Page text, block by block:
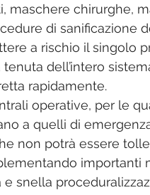
maschere chirurghe,
di sanificazione
a rischio il singolo
dell’intero
rapidamente.
operative, per le
a quelli di
non potrà essere
importanti
snella